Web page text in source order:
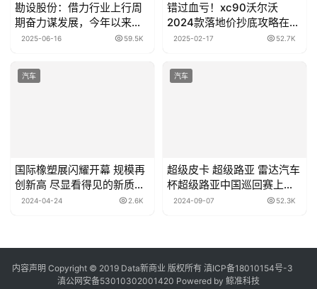
勘设股份：借力行业上行周
期奋力谋发展，今年以来中
标项目不断
2025-06-16 59.5K
错过血亏！xc90沃尔沃
2024款落地价抄底攻略在
此！
2025-02-17 52.7K
汽车
国际橡塑展闪耀开幕 规模再
创新高 尽显看得见的新质生
产力
2024-04-24 2.6K
汽车
超级皮卡 超级路亚 雷达汽车
杯超级路亚中国巡回赛上海
站启幕
2024-09-07 52.3K
内容声明 Copyright © 2019 Data新商业 版权所有 滇ICP备18010154号-3
滇公网安备53010302001420 Powered by 鲸准科技